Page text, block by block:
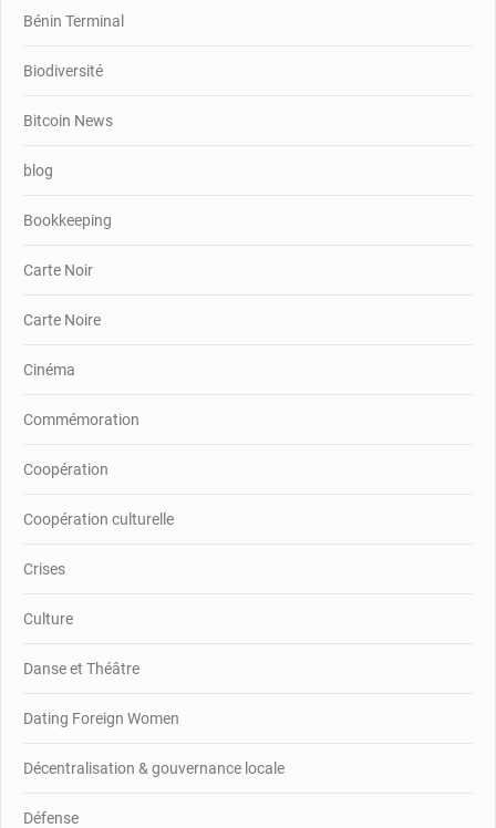
Bénin Terminal
Biodiversité
Bitcoin News
blog
Bookkeeping
Carte Noir
Carte Noire
Cinéma
Commémoration
Coopération
Coopération culturelle
Crises
Culture
Danse et Théâtre
Dating Foreign Women
Décentralisation & gouvernance locale
Défense